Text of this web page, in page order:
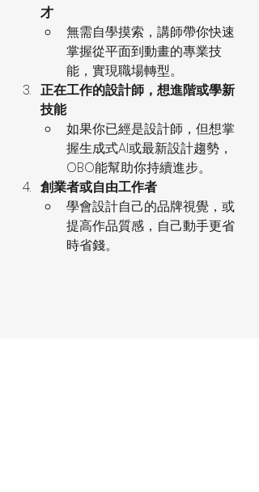
才
無需自學摸索，講師帶你快速
掌握從平面到動畫的專業技
能，實現職場轉型。
正在工作的設計師，想進階或學新
技能
如果你已經是設計師，但想掌
握生成式AI或最新設計趨勢，
OBO能幫助你持續進步。
創業者或自由工作者
學會設計自己的品牌視覺，或
提高作品質感，自己動手更省
時省錢。